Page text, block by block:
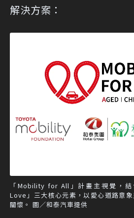
解決方案：
「Mobility for All」計畫主視覺，結
Love」三大核心元素，以愛心道路意
關懷。 圖／和泰汽車提供